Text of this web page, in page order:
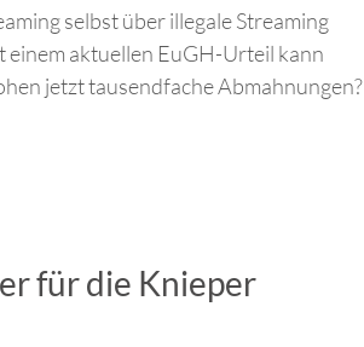
selbst über illegale Streaming
einem aktuellen EuGH-Urteil kann
jetzt tausendfache Abmahnungen?
für die Knieper